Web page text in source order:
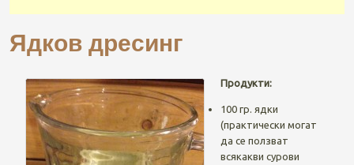
Ядков дресинг
Продукти:
100 гр. ядки
(практически могат
да се ползват
всякакви сурови